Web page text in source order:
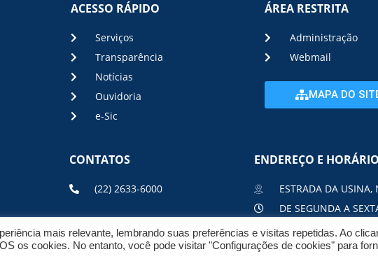
ACESSO RÁPIDO
Serviços
Transparência
Notícias
Ouvidoria
e-Sic
ÁREA RESTRITA
Administração
Webmail
MAPA DO
CONTATOS
(22) 2633-6000
ENDEREÇO E
ESTRADA DA
DE SEGUNDA A
mais relevante, lembrando suas preferências e visitas repetidas. Ao
os cookies. No entanto, você pode visitar "Configurações de cookies" para